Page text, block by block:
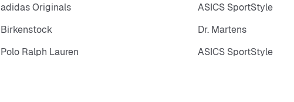
adidas Originals ASICS SportStyle
Birkenstock Dr. Martens
Polo Ralph Lauren ASICS SportStyle